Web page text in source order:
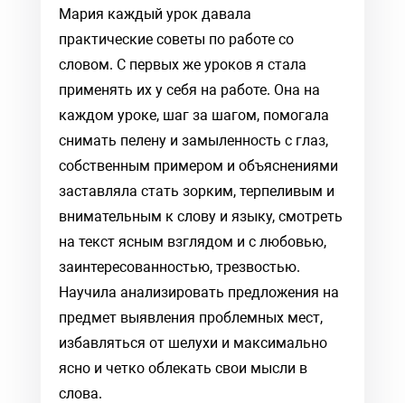
Мария каждый урок давала
практические советы по работе со
словом. С первых же уроков я стала
применять их у себя на работе. Она на
каждом уроке, шаг за шагом, помогала
снимать пелену и замыленность с глаз,
собственным примером и объяснениями
заставляла стать зорким, терпеливым и
внимательным к слову и языку, смотреть
на текст ясным взглядом и с любовью,
заинтересованностью, трезвостью.
Научила анализировать предложения на
предмет выявления проблемных мест,
избавляться от шелухи и максимально
ясно и четко облекать свои мысли в
слова.